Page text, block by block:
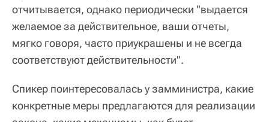
отчитывается, однако периодически "выдается
желаемое за действительное, ваши отчеты,
мягко говоря, часто приукрашены и не всегда
соответствуют действительности".
Спикер поинтересовалась у замминистра, какие
конкретные меры предлагаются для реализации